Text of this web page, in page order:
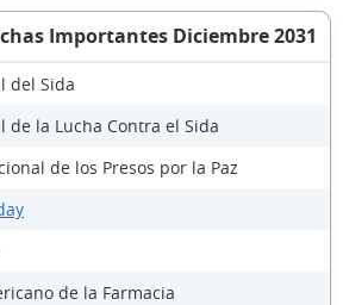
Importantes Diciembre 2031
del Sida
de la Lucha Contra el Sida
de los Presos por la Paz
de la Farmacia